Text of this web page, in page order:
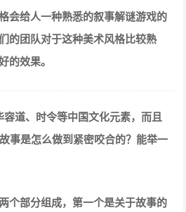
会给人一种熟悉的叙事解谜游戏的
的团队对于这种美术风格比较熟
的效果。
道、时令等中国文化元素，而且
是怎么做到紧密咬合的？能举一
个部分组成，第一个是关于故事的